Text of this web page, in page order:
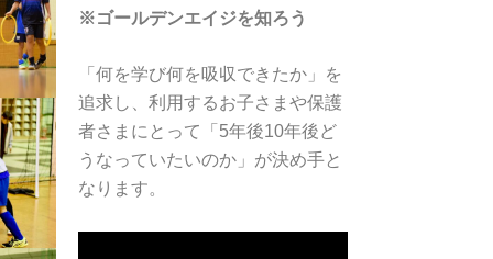
※ゴールデンエイジを知ろう
「何を学び何を吸収できたか」を
追求し、利用するお子さまや保護
者さまにとって「5年後10年後ど
うなっていたいのか」が決め手と
なります。